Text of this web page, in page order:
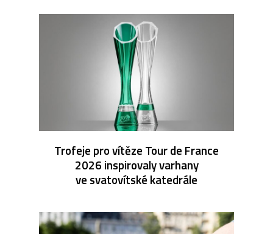
Trofeje pro vítěze Tour de France
2026 inspirovaly varhany
ve svatovítské katedrále